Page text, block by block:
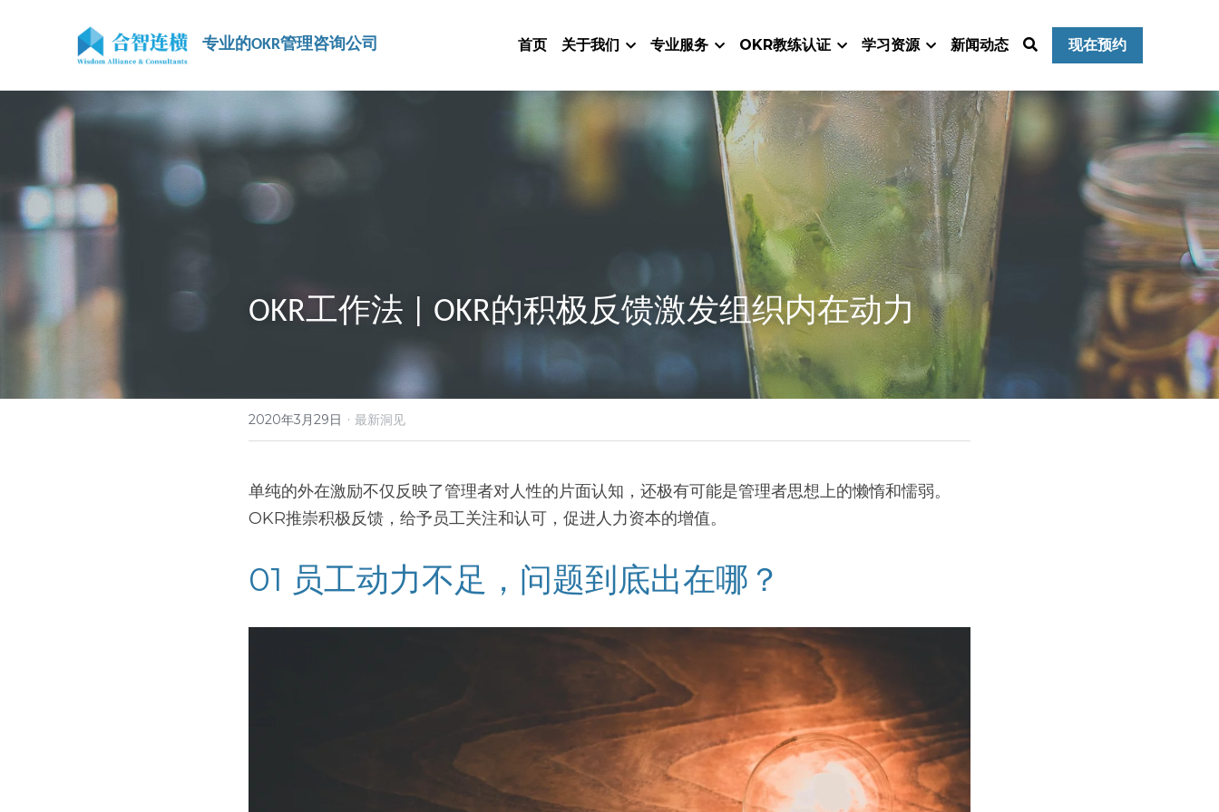
专业的OKR管理咨询公司 首页 关于我们 专业服务 OKR教练认证 学习资源 新闻动态 现在预约
OKR工作法 | OKR的积极反馈激发组织内在动力
2020年3月29日 · 最新洞见
单纯的外在激励不仅反映了管理者对人性的片面认知，还极有可能是管理者思想上的懒惰和懦弱。
OKR推崇积极反馈，给予员工关注和认可，促进人力资本的增值。
01 员工动力不足，问题到底出在哪？